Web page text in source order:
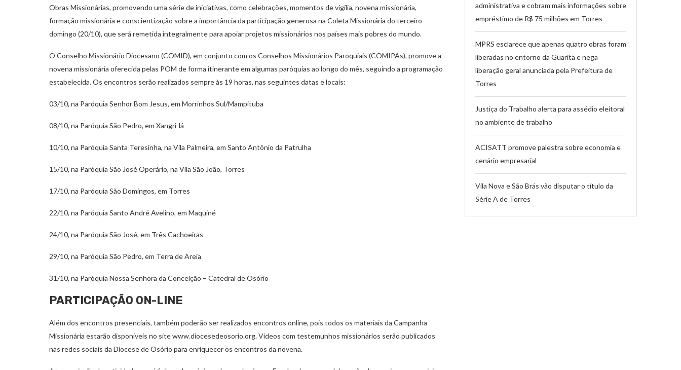
Obras Missionárias, promovendo uma série de iniciativas, como celebrações, momentos de vigília, novena missionária,
formação missionária e conscientização sobre a importância da participação generosa na Coleta Missionária do terceiro
domingo (20/10), que será remetida integralmente para apoiar projetos missionários nos países mais pobres do mundo.
O Conselho Missionário Diocesano (COMID), em conjunto com os Conselhos Missionários Paroquiais (COMIPAs), promove a
novena missionária oferecida pelas POM de forma itinerante em algumas paróquias ao longo do mês, seguindo a programação
estabelecida. Os encontros serão realizados sempre às 19 horas, nas seguintes datas e locais:
03/10, na Paróquia Senhor Bom Jesus, em Morrinhos Sul/Mampituba
08/10, na Paróquia São Pedro, em Xangri-lá
10/10, na Paróquia Santa Teresinha, na Vila Palmeira, em Santo Antônio da Patrulha
15/10, na Paróquia São José Operário, na Vila São João, Torres
17/10, na Paróquia São Domingos, em Torres
22/10, na Paróquia Santo André Avelino, em Maquiné
24/10, na Paróquia São José, em Três Cachoeiras
29/10, na Paróquia São Pedro, em Terra de Areia
31/10, na Paróquia Nossa Senhora da Conceição – Catedral de Osório
PARTICIPAÇÃO ON-LINE
Além dos encontros presenciais, também poderão ser realizados encontros online, pois todos os materiais da Campanha
Missionária estarão disponíveis no site www.diocesedeosorio.org. Vídeos com testemunhos missionários serão publicados
nas redes sociais da Diocese de Osório para enriquecer os encontros da novena.
administrativa e cobram mais informações sobre
empréstimo de R$ 75 milhões em Torres
MPRS esclarece que apenas quatro obras foram
liberadas no entorno da Guarita e nega
liberação geral anunciada pela Prefeitura de
Torres
Justiça do Trabalho alerta para assédio eleitoral
no ambiente de trabalho
ACISATT promove palestra sobre economia e
cenário empresarial
Vila Nova e São Brás vão disputar o título da
Série A de Torres